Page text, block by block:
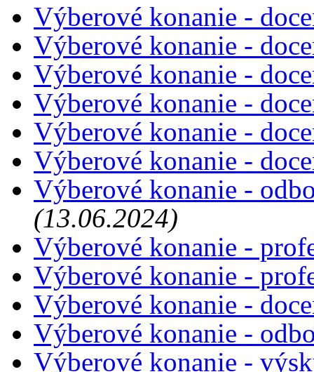
Výberové konanie -
Výberové konanie -
Výberové konanie -
Výberové konanie -
Výberové konanie -
Výberové konanie -
Výberové konanie -
(13.06.2024)
Výberové konanie -
Výberové konanie -
Výberové konanie -
Výberové konanie -
Výberové konanie -